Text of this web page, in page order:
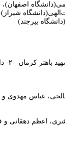
اصفهان)،
شیراز)،
بیرجند)
عباس مهدوی و
اعظم دهقانی و